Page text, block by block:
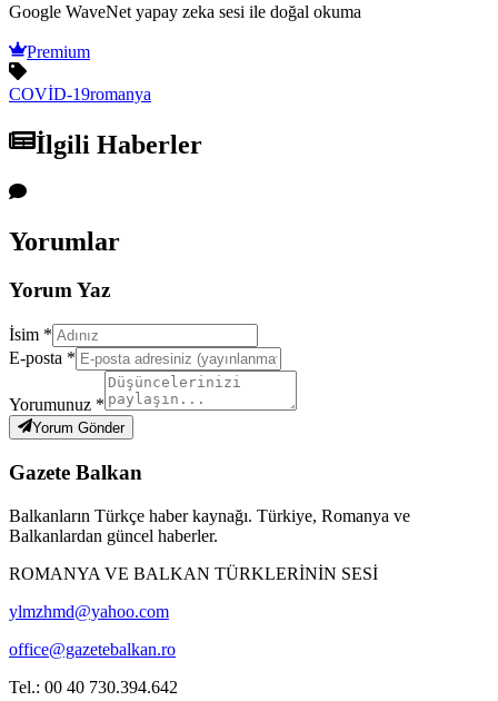
Google WaveNet yapay zeka sesi ile doğal okuma
Premium
COVİD-19romanya
İlgili Haberler
Yorumlar
Yorum Yaz
İsim *
E-posta *
Yorumunuz *
Yorum Gönder
Gazete Balkan
Balkanların Türkçe haber kaynağı. Türkiye, Romanya ve
Balkanlardan güncel haberler.
ROMANYA VE BALKAN TÜRKLERİNİN SESİ
ylmzhmd@yahoo.com
office@gazetebalkan.ro
Tel.: 00 40 730.394.642